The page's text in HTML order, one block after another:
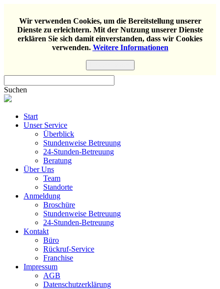
Wir verwenden Cookies, um die Bereitstellung unserer
Dienste zu erleichtern. Mit der Nutzung unserer Dienste
erklären Sie sich damit einverstanden, dass wir Cookies
verwenden. Weitere Informationen
Suchen
Start
Unser Service
Überblick
Stundenweise Betreuung
24-Stunden-Betreuung
Beratung
Über Uns
Team
Standorte
Anmeldung
Broschüre
Stundenweise Betreuung
24-Stunden-Betreuung
Kontakt
Büro
Rückruf-Service
Franchise
Impressum
AGB
Datenschutzerklärung